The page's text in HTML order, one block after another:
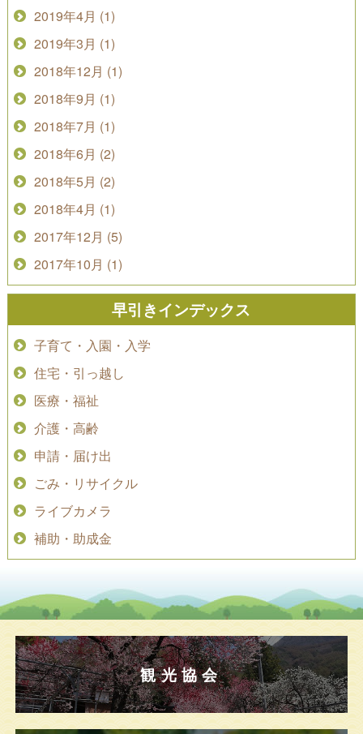
2019年4月 (1)
2019年3月 (1)
2018年12月 (1)
2018年9月 (1)
2018年7月 (1)
2018年6月 (2)
2018年5月 (2)
2018年4月 (1)
2017年12月 (5)
2017年10月 (1)
早引きインデックス
子育て・入園・入学
住宅・引っ越し
医療・福祉
介護・高齢
申請・届け出
ごみ・リサイクル
ライブカメラ
補助・助成金
観光協会